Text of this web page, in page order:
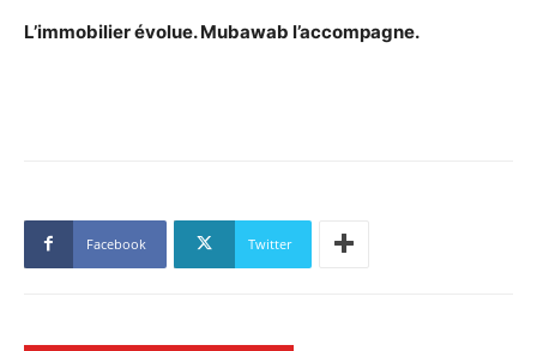
L’immobilier évolue. Mubawab l’accompagne.
Facebook Twitter